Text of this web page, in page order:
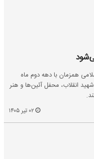
همزمان با دهه دوم ماه
انقلاب، محفل آئین‌ها و هنر